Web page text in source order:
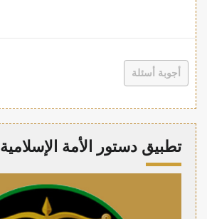
أجوبة أسئلة
تطبيق دستور الأمة الإسلامية